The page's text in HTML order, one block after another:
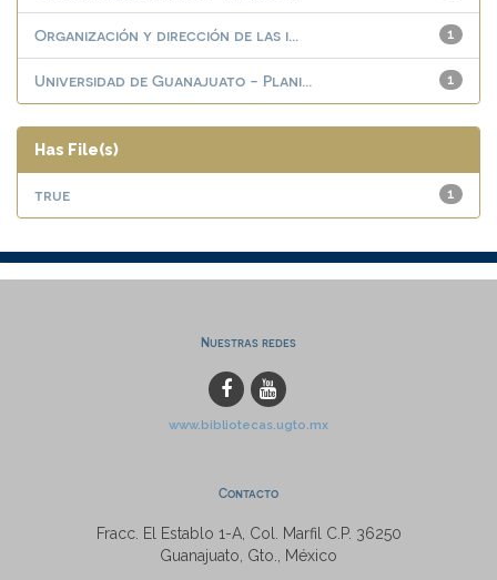
1
Organización y dirección de las i...
1
Universidad de Guanajuato - Plani...
Has File(s)
1
true
Nuestras redes
www.bibliotecas.ugto.mx
Contacto
Fracc. El Establo 1-A, Col. Marfil C.P. 36250
Guanajuato, Gto., México